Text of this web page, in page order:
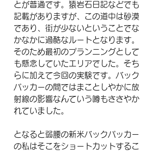
とが普通です。猿岩石日記などでも
記載がありますが、この道中は砂漠
であり、街が少ないということでな
かなかに過酷なルートとなります。
そのため最初のプランニングとして
も懸念していたエリアでした。そち
らに加えて今回の実験です。バック
パッカーの間ではまことしやかに放
射線の影響なんていう噂もささやか
れていました。
となると弱腰の新米バックパッカー
の私はそこをショートカットするこ